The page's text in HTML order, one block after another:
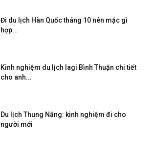
Đi du lịch Hàn Quốc tháng 10 nên mặc gì
hợp...
Kinh nghiệm du lịch lagi Bình Thuận chi tiết
cho anh...
Du lịch Thung Nắng: kinh nghiệm đi cho
người mới